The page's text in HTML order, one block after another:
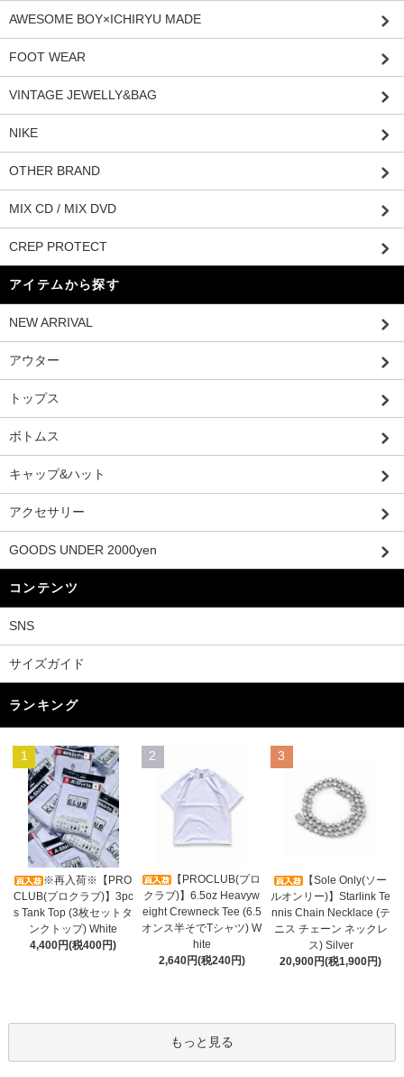
AWESOME BOY×ICHIRYU MADE
FOOT WEAR
VINTAGE JEWELLY&BAG
NIKE
OTHER BRAND
MIX CD / MIX DVD
CREP PROTECT
アイテムから探す
NEW ARRIVAL
アウター
トップス
ボトムス
キャップ&ハット
アクセサリー
GOODS UNDER 2000yen
コンテンツ
SNS
サイズガイド
ランキング
1
※再入荷※【PRO
CLUB(プロクラブ)】3pc
s Tank Top (3枚セットタ
ンクトップ) White
4,400円(税400円)
2
【PROCLUB(プロ
クラブ)】6.5oz Heavyw
eight Crewneck Tee (6.5
オンス半そでTシャツ) W
hite
2,640円(税240円)
3
【Sole Only(ソー
ルオンリー)】Starlink Te
nnis Chain Necklace (テ
ニス チェーン ネックレ
ス) Silver
20,900円(税1,900円)
もっと見る